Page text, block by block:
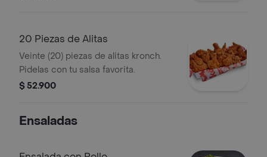
20 Piezas de Alitas
Veinte (20) piezas de alitas kronch.
Pidelas con tu salsa favorita.
$ 52.900
Ensaladas